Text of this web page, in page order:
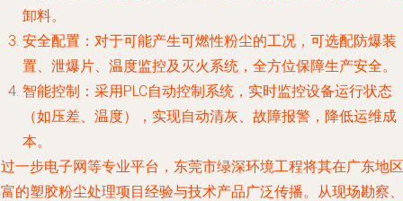
卸料。
安全配置：对于可能产生可燃性粉尘的工况，可选配防爆装
置、泄爆片、温度监控及灭火系统，全方位保障生产安全。
智能控制：采用PLC自动控制系统，实时监控设备运行状态
（如压差、温度），实现自动清灰、故障报警，降低运维成
本。
一步电子网等专业平台，东莞市绿深环境工程将其在广东地区
的塑胶粉尘处理项目经验与技术产品广泛传播。从现场勘察、